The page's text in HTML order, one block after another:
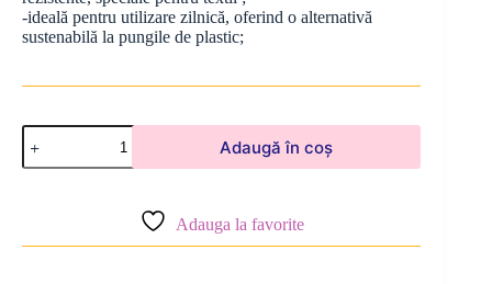
-ideală pentru utilizare zilnică, oferind o alternativă
sustenabilă la pungile de plastic;
Cantitate
Sacoșă
Lavandă
Adaugă în coș
Adauga la favorite